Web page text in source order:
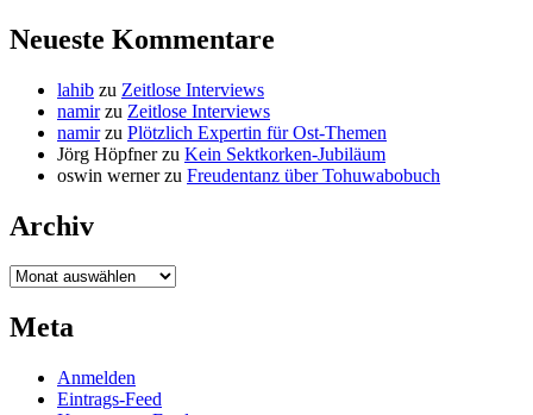
Neueste Kommentare
lahib zu Zeitlose Interviews
namirzu Zeitlose Interviews
namirzu Plötzlich Expertin für Ost-Themen
Jörg Höpfnerzu Kein Sektkorken-Jubiläum
oswin wernerzu Freudentanz über Tohuwabobuch
Archiv
Archiv
Meta
Anmelden
Eintrags-Feed